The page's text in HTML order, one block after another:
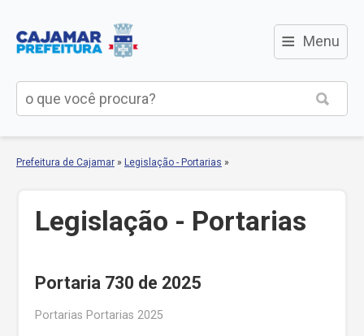
≡ Menu
Prefeitura de Cajamar » Legislação - Portarias »
Legislação - Portarias
Portaria 730 de 2025
Portarias Portarias 2025